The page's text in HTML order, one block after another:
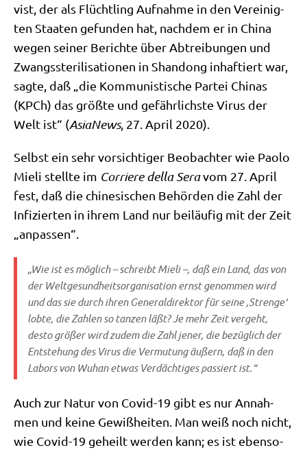
vist, der als Flücht­ling Auf­nah­me in den Ver­ei­nig­
ten Staa­ten gefun­den hat, nach­dem er in Chi­na
wegen sei­ner Berich­te über Abtrei­bun­gen und
Zwangs­ste­ri­li­sa­tio­nen in Shan­dong inhaf­tiert war,
sag­te, daß „die Kom­mu­ni­sti­sche Par­tei Chi­nas
(KPCh) das größ­te und gefähr­lich­ste Virus der
Welt ist“ (Asia­News, 27. April 2020).
Selbst ein sehr vor­sich­ti­ger Beob­ach­ter wie Pao­lo
Mie­li stell­te im Cor­rie­re del­la Seravom 27. April
fest, daß die chi­ne­si­schen Behör­den die Zahl der
Infi­zier­ten in ihrem Land nur bei­läu­fig mit der Zeit
„anpas­sen“.
„Wie ist es mög­lich – schreibt Mie­li –, daß ein Land, das von
der Welt­ge­sund­heits­or­ga­ni­sa­ti­on ernst genom­men wird
und das sie durch ihren Gene­ral­di­rek­tor für sei­ne ‚Stren­ge‘
lob­te, die Zah­len so tan­zen läßt? Je mehr Zeit ver­geht,
desto grö­ßer wird zudem die Zahl jener, die bezüg­lich der
Ent­ste­hung des Virus die Ver­mu­tung äußern, daß in den
Labors von Wuhan etwas Ver­däch­ti­ges pas­siert ist.“
Auch zur Natur von Covid-19 gibt es nur Annah­
men und kei­ne Gewiß­hei­ten. Man weiß noch nicht,
wie Covid-19 geheilt wer­den kann; es ist eben­so­